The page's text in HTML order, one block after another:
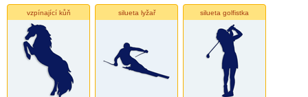
vzpínající kůň silueta lyžař silueta golfistka